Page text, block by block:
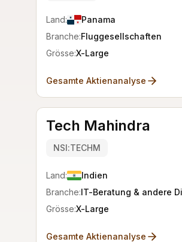
Land:
Panama
Branche:Fluggesellschaften
Grösse:X-Large
Gesamte Aktienanalyse
Tech Mahindra
NSI:TECHM
Land:
Indien
Branche:IT-Beratung & andere
Grösse:X-Large
Gesamte Aktienanalyse